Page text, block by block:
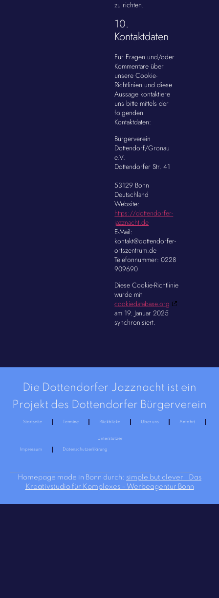
zu richten.
10.
Kontaktdaten
Für Fragen und/oder
Kommentare über
unsere Cookie-
Richtlinien und diese
Aussage kontaktiere
uns bitte mittels der
folgenden
Kontaktdaten:
Bürgerverein
Dottendorf/Gronau
e.V.
Dottendorfer Str. 41
53129 Bonn
Deutschland
Website:
https://dottendorfer-
jazznacht.de
E-Mail:
kontakt@dottendorfer-
ortszentrum.de
Telefonnummer: 0228
909690
Diese Cookie-Richtlinie
wurde mit
cookiedatabase.org
am 19. Januar 2025
synchronisiert.
Die Dottendorfer Jazznacht ist ein
Projekt des Dottendorfer Bürgerverein
Startseite Termine Rückblicke Über uns Anfahrt
Unterstützer
Impressum Datenschutzerklärung
Homepage made in Bonn durch: simple but clever | Das
Kreativstudio für Komplexes – Werbeagentur Bonn